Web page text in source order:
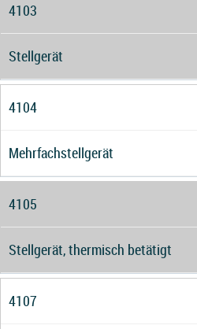
4103
Stellgerät
4104
Mehrfachstellgerät
4105
Stellgerät, thermisch betätigt
4107